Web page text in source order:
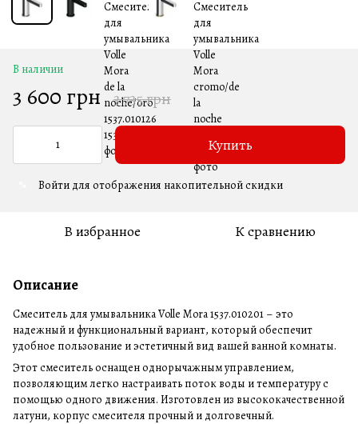
В наличии
3 600 грн 3 735 грн
Купить
Войти для отображения накопительной скидки
В избранное К сравнению
Описание
Смеситель для умывальника Volle Mora 1537.010201 – это
надежный и функциональный вариант, который обеспечит
удобное пользование и эстетичный вид вашей ванной комнаты.
Этот смеситель оснащен однорычажным управлением,
позволяющим легко настраивать поток воды и температуру с
помощью одного движения. Изготовлен из высококачественной
латуни, корпус смесителя прочный и долговечный.